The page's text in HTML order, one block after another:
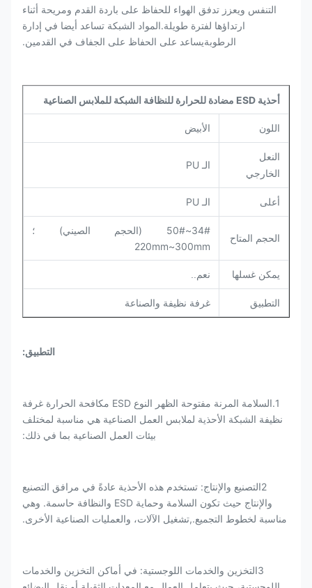
التنفس ويعزز تدفق الهواء للحفاظ على باردة القدم ومريحة أثناء
ارتداؤها لفترة طويلة.المواد الشبكة تساعد أيضا في إدارة
الرطوبةيساعد على الحفاظ على الجفاف في القدمين.
أحذية ESD مضادة للحرارة للنظافة الشبكة للملابس الصناعية
اللون الأبيض
النعل
الخارجي
الـ PU
أعلى الـ PU
الحجم المتاح
34#~50# (الحجم الصيني) ؛
220mm~300mm
يمكن غسلها نعم..
التطبيق غرفة نظيفة والصناعة
التطبيق:
1.السلامة المرنة مفتوحة الظهر النوع ESD مكافحة الحرارة غرفة
نظيفة الشبكة الأحذية لملابس العمل الصناعية هي مناسبة لمختلف
بيئات العمل الصناعية بما في ذلك:
2التصنيع والإنتاج: تستخدم هذه الأحذية عادةً في مرافق التصنيع
والإنتاج حيث تكون السلامة وحماية ESD والنظافة حاسمة. وهي
مناسبة لخطوط التجميع.,تشغيل الآلات، والعمليات الصناعية الأخرى.
3التخزين والخدمات اللوجستية: في أماكن التخزين والخدمات